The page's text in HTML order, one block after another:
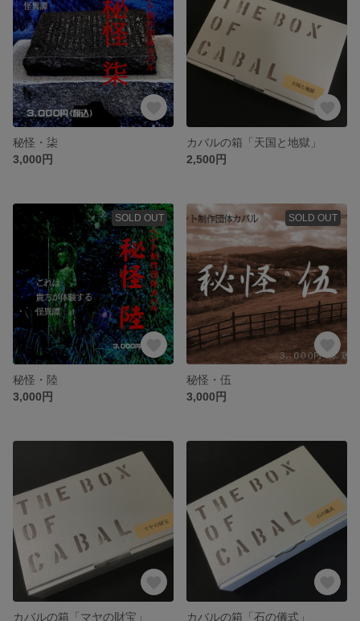
秘怪・柒
3,000円
カバルの箱「天国と地獄」
2,500円
SOLD OUT
秘怪・陸
3,000円
SOLD OUT
秘怪・伍
3,000円
カバルの箱「マヤの財宝」 カバルの箱「石の儀式」